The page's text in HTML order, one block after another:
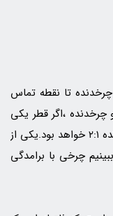
تا نقطه تماس
چرخدنده ،اگر قطر یکی
از چرخدنده ها ۲ برابر دیگری باشد، ضریب دنده ۲:۱ خواهد بود.یکی از
چرخی با برامدگی